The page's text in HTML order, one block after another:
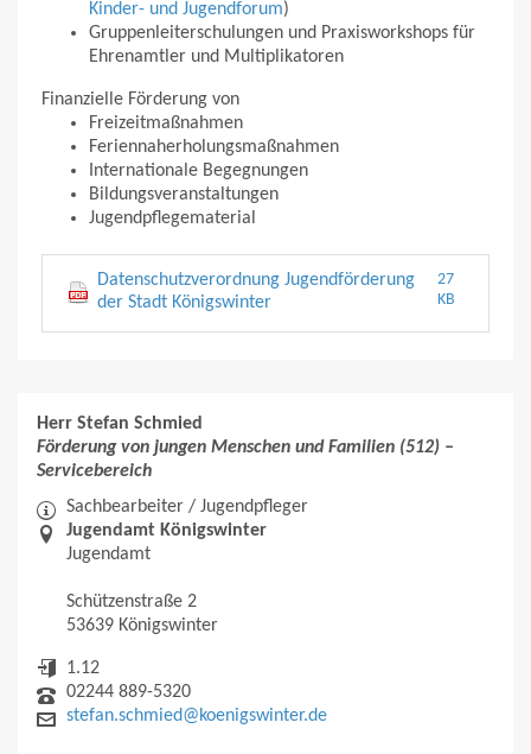
Kinder- und Jugendforum)
Gruppenleiterschulungen und Praxisworkshops für
Ehrenamtler und Multiplikatoren
Finanzielle Förderung von
Freizeitmaßnahmen
Feriennaherholungsmaßnahmen
Internationale Begegnungen
Bildungsveranstaltungen
Jugendpflegematerial
Datenschutzverordnung Jugendförderung
der Stadt Königswinter
27
KB
Herr Stefan Schmied
Förderung von jungen Menschen und Familien (512) –
Servicebereich
Sachbearbeiter / Jugendpfleger
Jugendamt Königswinter
Jugendamt
Schützenstraße 2
53639 Königswinter
1.12
02244 889-5320
stefan.schmied@koenigswinter.de